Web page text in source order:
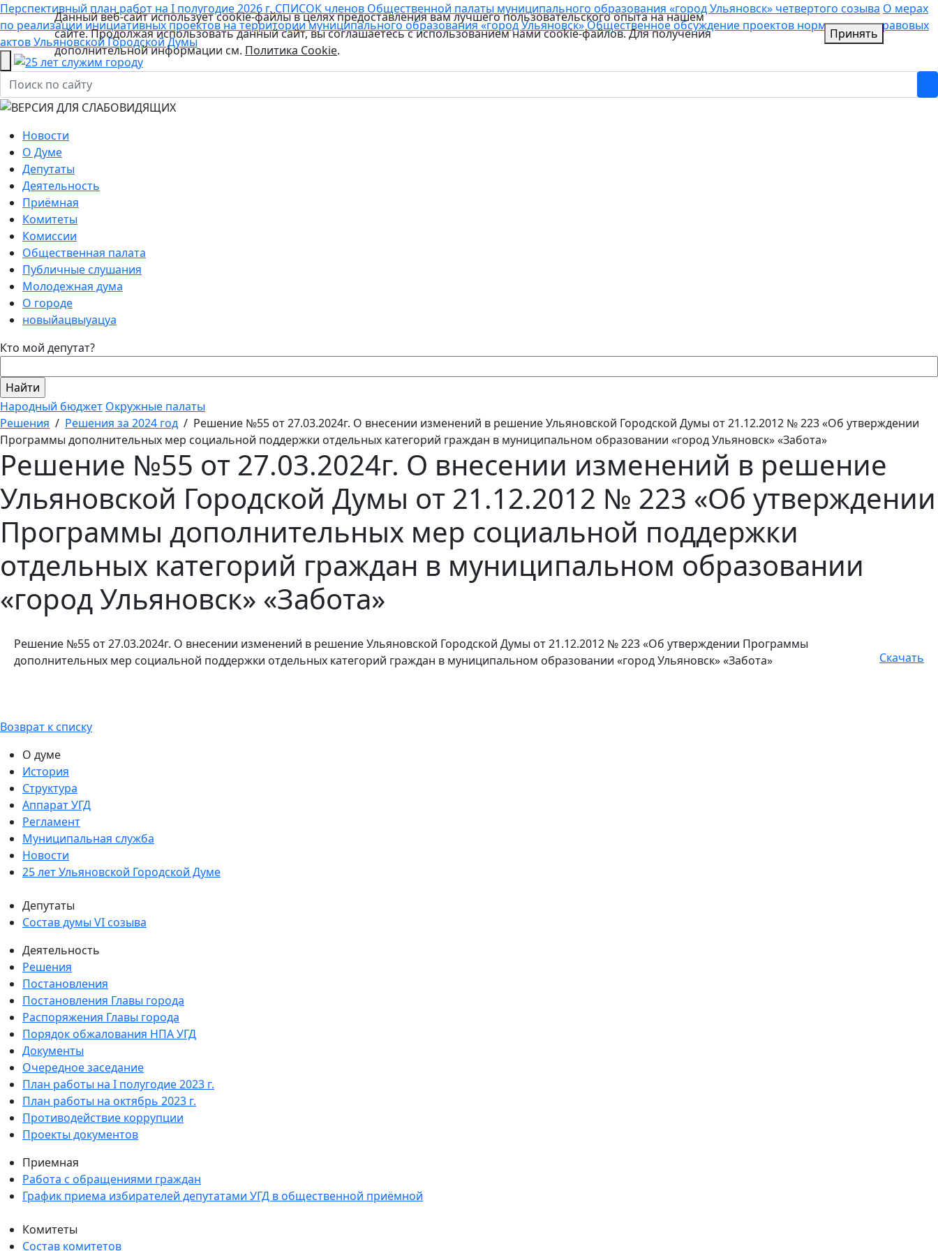
Перспективный план работ на I полугодие 2026 г.СПИСОК членов Общественной палаты муниципального образования «город Ульяновск» четвертого созыва О мерах
по реализации инициативных проектов на территории муниципального образования «город Ульяновск»Общественное обсуждение проектов нормативных правовых
актов Ульяновской Городской Думы
Новости
О Думе
Депутаты
Деятельность
Приёмная
Комитеты
Комиссии
Общественная палата
Публичные слушания
Молодежная дума
О городе
новыйацвыуацуа
Кто мой депутат?
Народный бюджет Окружные палаты
Решения / Решения за 2024 год / Решение №55 от 27.03.2024г. О внесении изменений в решение Ульяновской Городской Думы от 21.12.2012 № 223 «Об утверждении
Программы дополнительных мер социальной поддержки отдельных категорий граждан в муниципальном образовании «город Ульяновск» «Забота»
Решение №55 от 27.03.2024г. О внесении изменений в решение
Ульяновской Городской Думы от 21.12.2012 № 223 «Об утверждении
Программы дополнительных мер социальной поддержки
отдельных категорий граждан в муниципальном образовании
«город Ульяновск» «Забота»
Решение №55 от 27.03.2024г. О внесении изменений в решение Ульяновской Городской Думы от 21.12.2012 № 223 «Об утверждении Программы
дополнительных мер социальной поддержки отдельных категорий граждан в муниципальном образовании «город Ульяновск» «Забота»
Скачать
Возврат к списку
О думе
История
Структура
Аппарат УГД
Регламент
Муниципальная служба
Новости
25 лет Ульяновской Городской Думе
Депутаты
Состав думы VI созыва
Деятельность
Решения
Постановления
Постановления Главы города
Распоряжения Главы города
Порядок обжалования НПА УГД
Документы
Очередное заседание
План работы на I полугодие 2023 г.
План работы на октябрь 2023 г.
Противодействие коррупции
Проекты документов
Приемная
Работа с обращениями граждан
График приема избирателей депутатами УГД в общественной приёмной
Комитеты
Состав комитетов
Данный веб-сайт использует cookie-файлы в целях предоставления вам лучшего пользовательского опыта на нашем
сайте. Продолжая использовать данный сайт, вы соглашаетесь с использованием нами cookie-файлов. Для получения
дополнительной информации см. Политика Cookie.
Принять